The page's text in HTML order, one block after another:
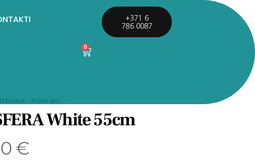
0
+371 6
786 0087
PODI WC
White 55cm
€